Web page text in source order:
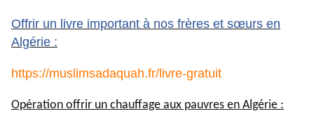
Offrir un livre important à nos frères et sœurs en
Algérie :
https://muslimsadaquah.fr/ livre-gratuit
Opération offrir un chauffage aux pauvres en Algérie :